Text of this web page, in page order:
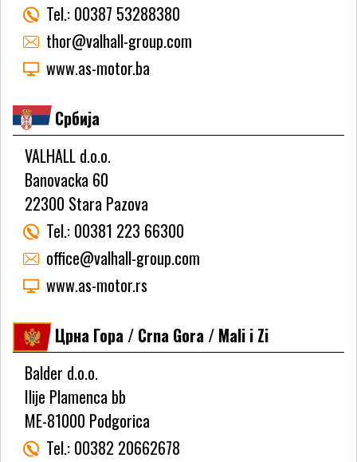
Tel.: 00387 53288380
thor@valhall-group.com
www.as-motor.ba
Србија
VALHALL d.o.o.
Banovacka 60
22300 Stara Pazova
Tel.: 00381 223 66300
office@valhall-group.com
www.as-motor.rs
Црна Гора / Crna Gora / Mali i Zi
Balder d.o.o.
Ilije Plamenca bb
ME-81000 Podgorica
Tel.: 00382 20662678